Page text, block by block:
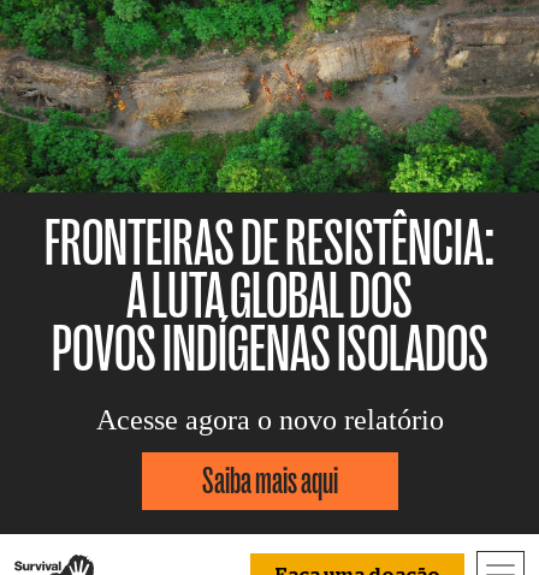
FRONTEIRAS DE RESISTÊNCIA:
A LUTA GLOBAL DOS
POVOS INDÍGENAS ISOLADOS
Acesse agora o novo relatório
Saiba mais aqui